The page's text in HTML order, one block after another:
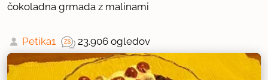
čokoladna grmada z malinami
Petika1 23.906 ogledov